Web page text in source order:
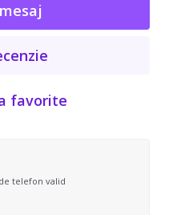
favorite
telefon valid